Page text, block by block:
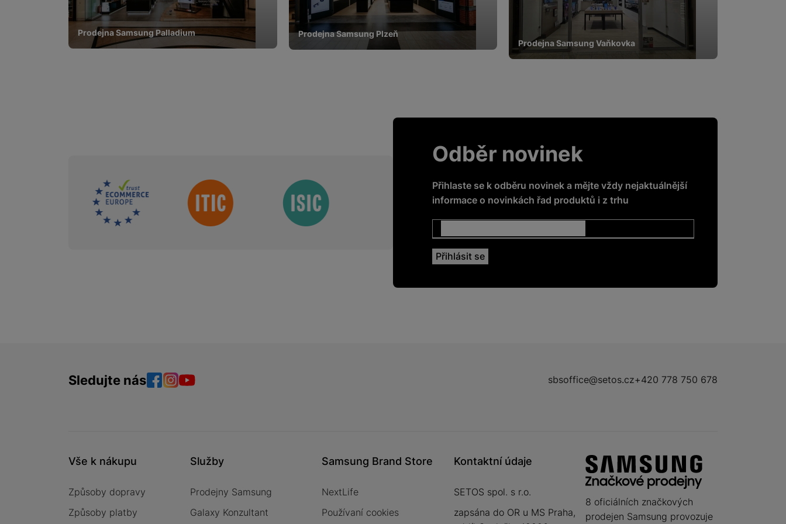
Prodejna Samsung Palladium
Prodejna Samsung Plzeň
Prodejna Samsung Vaňkovka
Sdružení
Odběr novinek
Přihlaste se k odběru novinek a mějte vždy nejaktuálnější
informace o novinkách řad produktů i z trhu
Sledujte nás sbsoffice@setos.cz+420 778 750 678
Vše k nákupu
Způsoby dopravy
Způsoby platby
Služby
Prodejny Samsung
Galaxy Konzultant
Samsung Brand Store
NextLife
Používaní cookies
Kontaktní údaje
SETOS spol. s r.o.
zapsána do OR u MS Praha,
8 oficiálních značkových
prodejen Samsung provozuje